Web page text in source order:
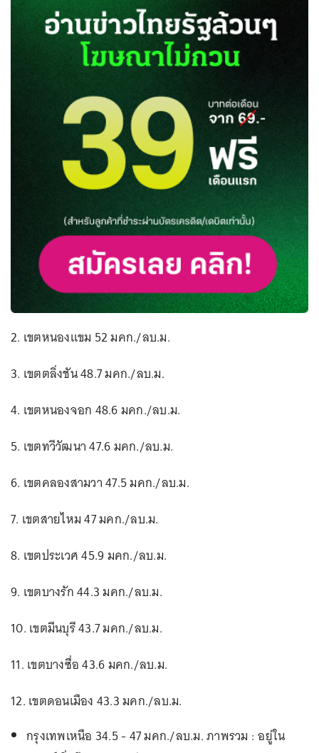
2. เขตหนองแขม 52 มคก./ลบ.ม.
3. เขตตลิ่งชัน 48.7 มคก./ลบ.ม.
4. เขตหนองจอก 48.6 มคก./ลบ.ม.
5. เขตทวีวัฒนา 47.6 มคก./ลบ.ม.
6. เขตคลองสามวา 47.5 มคก./ลบ.ม.
7. เขตสายไหม 47 มคก./ลบ.ม.
8. เขตประเวศ 45.9 มคก./ลบ.ม.
9. เขตบางรัก 44.3 มคก./ลบ.ม.
10. เขตมีนบุรี 43.7 มคก./ลบ.ม.
11. เขตบางซื่อ 43.6 มคก./ลบ.ม.
12. เขตดอนเมือง 43.3 มคก./ลบ.ม.
กรุงเทพเหนือ 34.5 - 47 มคก./ลบ.ม. ภาพรวม : อยู่ใน